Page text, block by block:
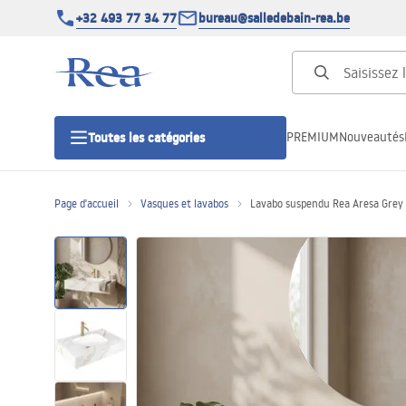
+32 493 77 34 77 bureau@salledebain-rea.be
Toutes les catégories
Portes de douche
Caniveaux de douche
PREMIUMNouveautés
Page d'accueil Vasques et lavabos Lavabo suspendu Rea Aresa Grey